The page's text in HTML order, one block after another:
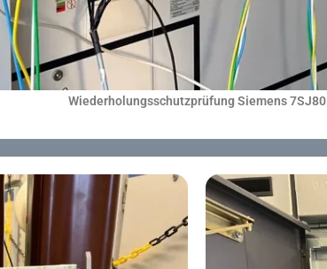
Wiederholungsschutzprüfung Siemens 7SJ80